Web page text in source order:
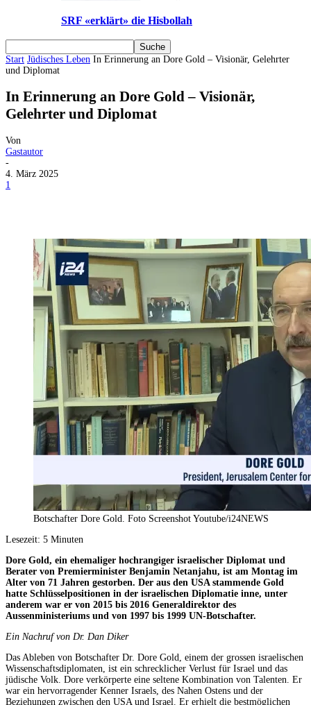
SRF «erklärt» die Hisbollah
Start Jüdisches Leben In Erinnerung an Dore Gold – Visionär, Gelehrter
und Diplomat
In Erinnerung an Dore Gold – Visionär,
Gelehrter und Diplomat
Von
Gastautor
-
4. März 2025
1
Botschafter Dore Gold. Foto Screenshot Youtube/i24NEWS
Lesezeit: 5 Minuten
Dore Gold, ein ehemaliger hochrangiger israelischer Diplomat und
Berater von Premierminister Benjamin Netanjahu, ist am Montag im
Alter von 71 Jahren gestorben. Der aus den USA stammende Gold
hatte Schlüsselpositionen in der israelischen Diplomatie inne, unter
anderem war er von 2015 bis 2016 Generaldirektor des
Aussenministeriums und von 1997 bis 1999 UN-Botschafter.
Ein Nachruf von Dr. Dan Diker
Das Ableben von Botschafter Dr. Dore Gold, einem der grossen israelischen
Wissenschaftsdiplomaten, ist ein schrecklicher Verlust für Israel und das
jüdische Volk. Dore verkörperte eine seltene Kombination von Talenten. Er
war ein hervorragender Kenner Israels, des Nahen Ostens und der
Beziehungen zwischen den USA und Israel. Er erhielt die bestmöglichen